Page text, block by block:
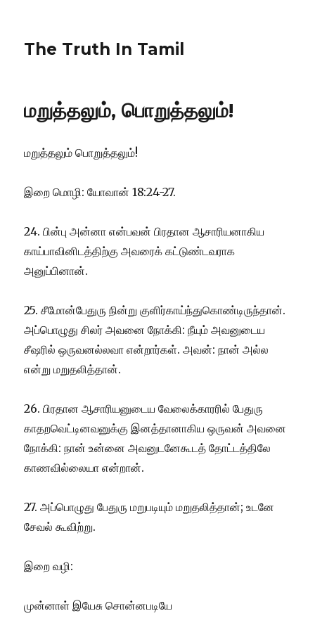
The Truth In Tamil
மறுத்தலும், பொறுத்தலும்!
மறுத்தலும் பொறுத்தலும்!
இறை மொழி: யோவான் 18:24-27.
24. பின்பு அன்னா என்பவன் பிரதான ஆசாரியனாகிய
காய்பாவினிடத்திற்கு அவரைக் கட்டுண்டவராக
அனுப்பினான்.
25.சீமோன்பேதுரு நின்று குளிர்காய்ந்துகொண்டிருந்தான்.
அப்பொழுது சிலர் அவனை நோக்கி: நீயும் அவனுடைய
சீஷரில் ஒருவனல்லவா என்றார்கள். அவன்: நான் அல்ல
என்று மறுதலித்தான்.
26. பிரதான ஆசாரியனுடைய வேலைக்காரரில் பேதுரு
காதறவெட்டினவனுக்கு இனத்தானாகிய ஒருவன் அவனை
நோக்கி: நான் உன்னை அவனுடனேகூடத் தோட்டத்திலே
காணவில்லையா என்றான்.
27. அப்பொழுது பேதுரு மறுபடியும் மறுதலித்தான்; உடனே
சேவல் கூவிற்று.
இறை வழி:
முன்னாள் இயேசு சொன்னபடியே